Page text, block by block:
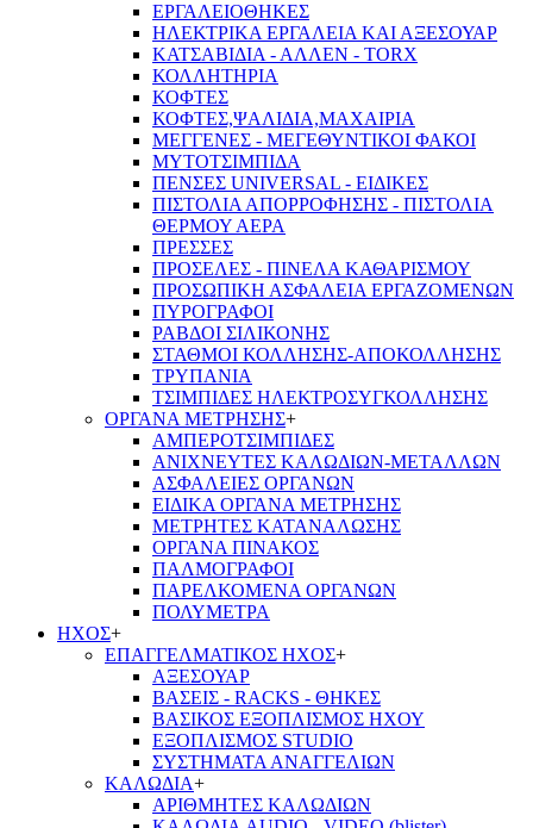
ΕΡΓΑΛΕΙΟΘΗΚΕΣ
ΗΛΕΚΤΡΙΚΑ ΕΡΓΑΛΕΙΑ ΚΑΙ ΑΞΕΣΟΥΑΡ
ΚΑΤΣΑΒΙΔΙΑ - ΑΛΛΕΝ - TORX
ΚΟΛΛΗΤΗΡΙΑ
ΚΟΦΤΕΣ
ΚΟΦΤΕΣ,ΨΑΛΙΔΙΑ,ΜΑΧΑΙΡΙΑ
ΜΕΓΓΕΝΕΣ - ΜΕΓΕΘΥΝΤΙΚΟΙ ΦΑΚΟΙ
ΜΥΤΟΤΣΙΜΠΙΔΑ
ΠΕΝΣΕΣ UNIVERSAL - ΕΙΔΙΚΕΣ
ΠΙΣΤΟΛΙΑ ΑΠΟΡΡΟΦΗΣΗΣ - ΠΙΣΤΟΛΙΑ
ΘΕΡΜΟΥ ΑΕΡΑ
ΠΡΕΣΣΕΣ
ΠΡΟΣΕΛΕΣ - ΠΙΝΕΛΑ ΚΑΘΑΡΙΣΜΟΥ
ΠΡΟΣΩΠΙΚΗ ΑΣΦΑΛΕΙΑ ΕΡΓΑΖΟΜΕΝΩΝ
ΠΥΡΟΓΡΑΦΟΙ
ΡΑΒΔΟΙ ΣΙΛΙΚΟΝΗΣ
ΣΤΑΘΜΟΙ ΚΟΛΛΗΣΗΣ-ΑΠΟΚΟΛΛΗΣΗΣ
ΤΡΥΠΑΝΙΑ
ΤΣΙΜΠΙΔΕΣ ΗΛΕΚΤΡΟΣΥΓΚΟΛΛΗΣΗΣ
ΟΡΓΑΝΑ ΜΕΤΡΗΣΗΣ+
ΑΜΠΕΡΟΤΣΙΜΠΙΔΕΣ
ΑΝΙΧΝΕΥΤΕΣ ΚΑΛΩΔΙΩΝ-ΜΕΤΑΛΛΩΝ
ΑΣΦΑΛΕΙΕΣ ΟΡΓΑΝΩΝ
ΕΙΔΙΚΑ ΟΡΓΑΝΑ ΜΕΤΡΗΣΗΣ
ΜΕΤΡΗΤΕΣ ΚΑΤΑΝΑΛΩΣΗΣ
ΟΡΓΑΝΑ ΠΙΝΑΚΟΣ
ΠΑΛΜΟΓΡΑΦΟΙ
ΠΑΡΕΛΚΟΜΕΝΑ ΟΡΓΑΝΩΝ
ΠΟΛΥΜΕΤΡΑ
ΗΧΟΣ+
ΕΠΑΓΓΕΛΜΑΤΙΚΟΣ ΗΧΟΣ+
ΑΞΕΣΟΥΑΡ
ΒΑΣΕΙΣ - RACKS - ΘΗΚΕΣ
ΒΑΣΙΚΟΣ ΕΞΟΠΛΙΣΜΟΣ ΗΧΟΥ
ΕΞΟΠΛΙΣΜΟΣ STUDIO
ΣΥΣΤΗΜΑΤΑ ΑΝΑΓΓΕΛΙΩΝ
ΚΑΛΩΔΙΑ+
ΑΡΙΘΜΗΤΕΣ ΚΑΛΩΔΙΩΝ